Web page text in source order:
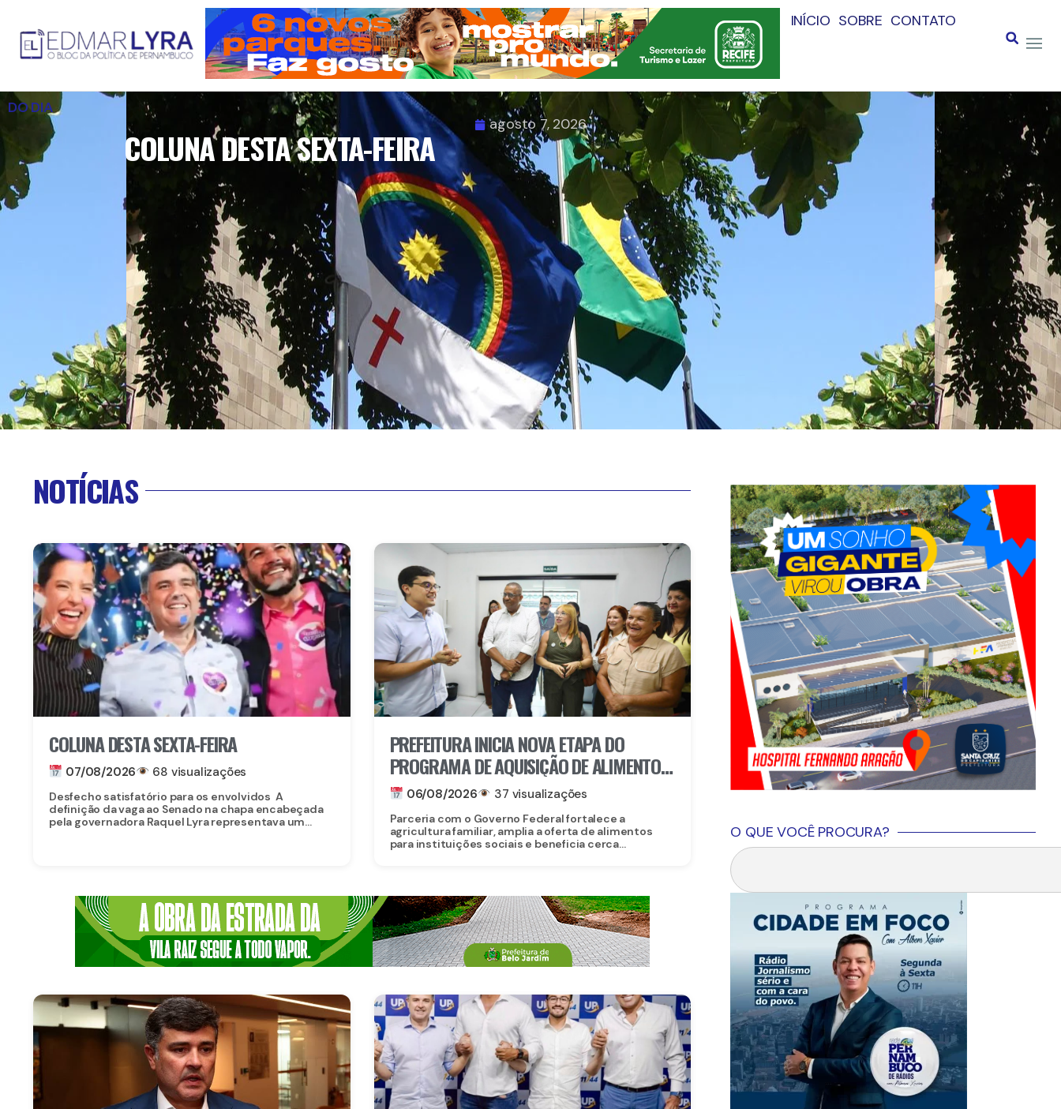
INÍCIO SOBRE CONTATO
DO DIA
agosto 7, 2026
COLUNA DESTA SEXTA-FEIRA
NOTÍCIAS
COLUNA DESTA SEXTA-FEIRA
07/08/2026 68 visualizações
Desfecho satisfatório para os envolvidos A
definição da vaga ao Senado na chapa encabeçada
pela governadora Raquel Lyra representava um...
PREFEITURA INICIA NOVA ETAPA DO
PROGRAMA DE AQUISIÇÃO DE ALIMENTOS
E ANUNCIA CRIAÇÃO DO PAA RECIFE
06/08/2026 37 visualizações
Parceria com o Governo Federal fortalece a
agricultura familiar, amplia a oferta de alimentos
para instituições sociais e beneficia cerca...
O QUE VOCÊ PROCURA?